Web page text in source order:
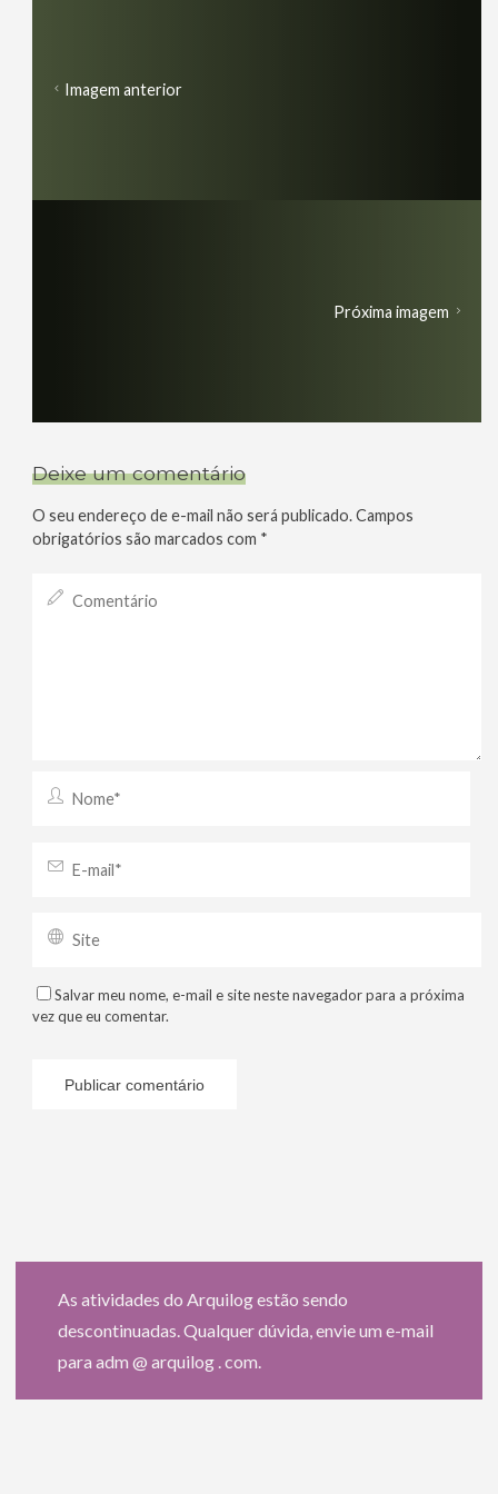
Imagem anterior
Próxima imagem
Deixe um comentário
O seu endereço de e-mail não será publicado. Campos
obrigatórios são marcados com *
Salvar meu nome, e-mail e site neste navegador para a próxima
vez que eu comentar.
As atividades do Arquilog estão sendo
descontinuadas. Qualquer dúvida, envie um e-mail
para adm @ arquilog . com.